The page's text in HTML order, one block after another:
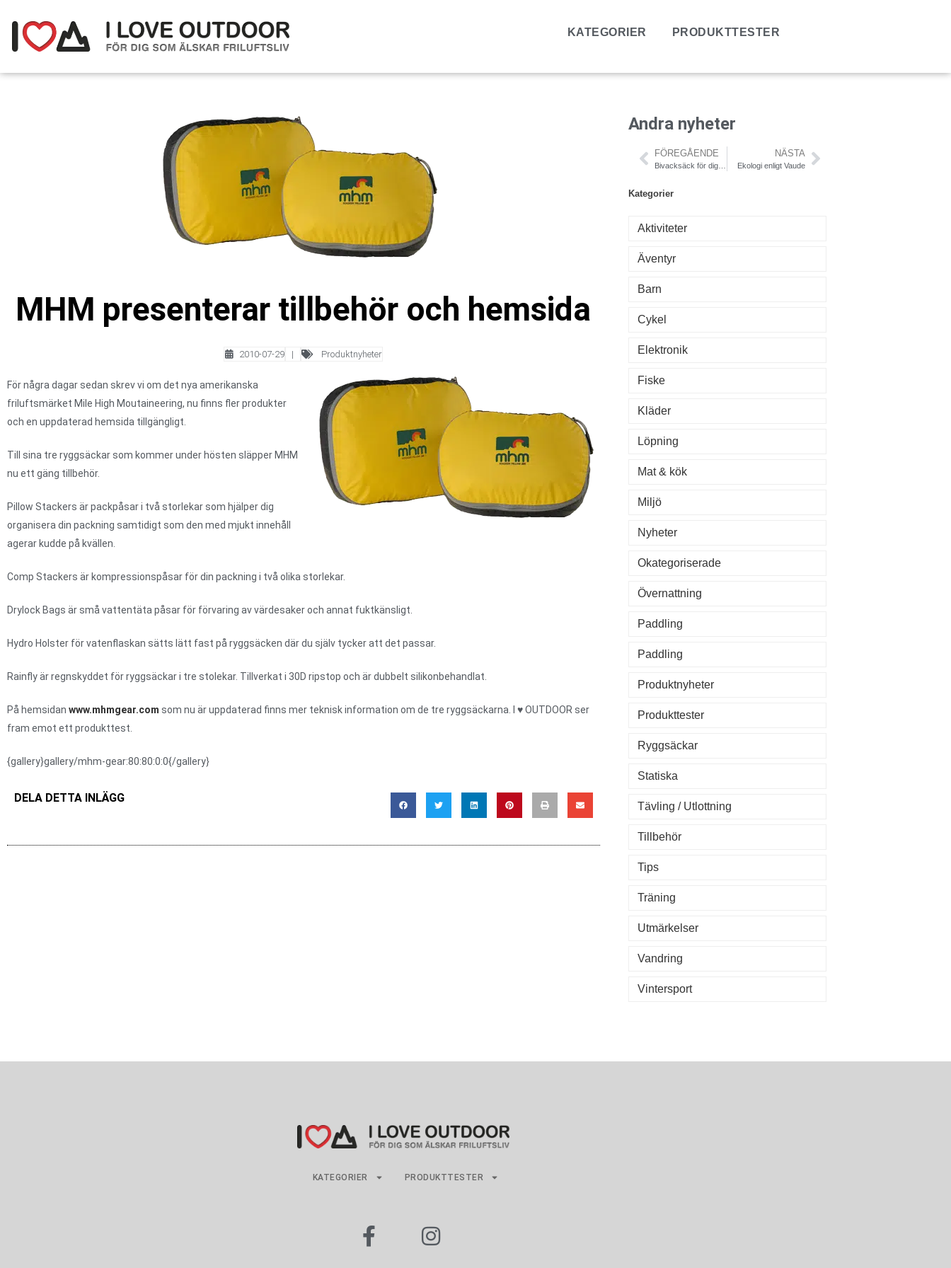
KATEGORIER PRODUKTTESTER
MHM presenterar tillbehör och hemsida
2010-07-29 | Produktnyheter
För några dagar sedan skrev vi om det nya amerikanska
friluftsmärket Mile High Moutaineering, nu finns fler produkter
och en uppdaterad hemsida tillgängligt.
Till sina tre ryggsäckar som kommer under hösten släpper MHM
nu ett gäng tillbehör.
Pillow Stackers är packpåsar i två storlekar som hjälper dig
organisera din packning samtidigt som den med mjukt innehåll
agerar kudde på kvällen.
Comp Stackers är kompressionspåsar för din packning i två olika storlekar.
Drylock Bags är små vattentäta påsar för förvaring av värdesaker och annat fuktkänsligt.
Hydro Holster för vatenflaskan sätts lätt fast på ryggsäcken där du själv tycker att det passar.
Rainfly är regnskyddet för ryggsäckar i tre stolekar. Tillverkat i 30D ripstop och är dubbelt silikonbehandlat.
På hemsidan www.mhmgear.com som nu är uppdaterad finns mer teknisk information om de tre ryggsäckarna. I ♥ OUTDOOR ser
fram emot ett produkttest.
{gallery}gallery/mhm-gear:80:80:0:0{/gallery}
DELA DETTA INLÄGG
Andra nyheter
FÖREGÅENDE
Bivacksäck för dig som vill sova ensam
NÄSTA
Ekologi enligt Vaude
Kategorier
Aktiviteter
Äventyr
Barn
Cykel
Elektronik
Fiske
Kläder
Löpning
Mat & kök
Miljö
Nyheter
Okategoriserade
Övernattning
Paddling
Paddling
Produktnyheter
Produkttester
Ryggsäckar
Statiska
Tävling / Utlottning
Tillbehör
Tips
Träning
Utmärkelser
Vandring
Vintersport
KATEGORIER PRODUKTTESTER